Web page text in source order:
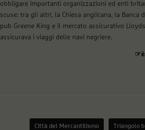
obbligare importanti organizzazioni ed enti
scuse: tra gli altri, la Chiesa anglicana, la Banca
pub Greene King e il mercato assicurativo
assicurava i viaggi delle navi negriere.
☞è
Città del Mercantilismo Triangolo